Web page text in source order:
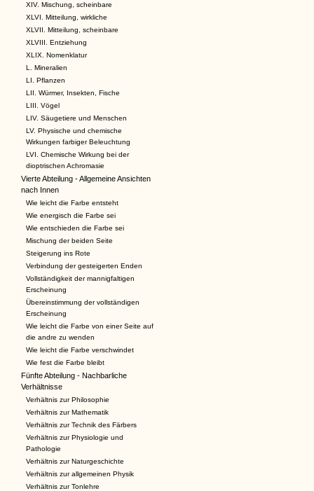
XIV. Mischung, scheinbare
XLVI. Mitteilung, wirkliche
XLVII. Mitteilung, scheinbare
XLVIII. Entziehung
XLIX. Nomenklatur
L. Mineralien
LI. Pflanzen
LII. Würmer, Insekten, Fische
LIII. Vögel
LIV. Säugetiere und Menschen
LV. Physische und chemische
Wirkungen farbiger Beleuchtung
LVI. Chemische Wirkung bei der
dioptrischen Achromasie
Vierte Abteilung - Allgemeine Ansichten
nach Innen
Wie leicht die Farbe entsteht
Wie energisch die Farbe sei
Wie entschieden die Farbe sei
Mischung der beiden Seite
Steigerung ins Rote
Verbindung der gesteigerten Enden
Vollständigkeit der mannigfaltigen
Erscheinung
Übereinstimmung der vollständigen
Erscheinung
Wie leicht die Farbe von einer Seite auf
die andre zu wenden
Wie leicht die Farbe verschwindet
Wie fest die Farbe bleibt
Fünfte Abteilung - Nachbarliche
Verhältnisse
Verhältnis zur Philosophie
Verhältnis zur Mathematik
Verhältnis zur Technik des Färbers
Verhältnis zur Physiologie und
Pathologie
Verhältnis zur Naturgeschichte
Verhältnis zur allgemeinen Physik
Verhältnis zur Tonlehre